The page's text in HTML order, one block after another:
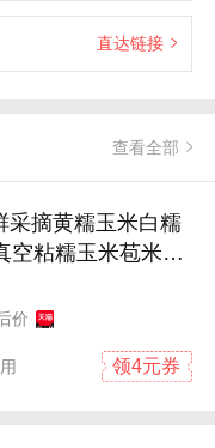
直达链接
查看全部
采摘黄糯玉米白糯
空粘糯玉米苞米旗
价
领4元券